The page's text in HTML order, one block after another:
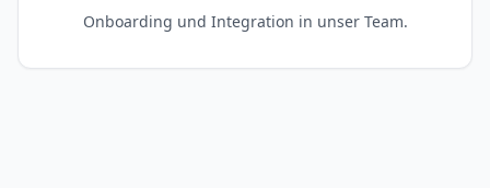
Onboarding und Integration in unser Team.